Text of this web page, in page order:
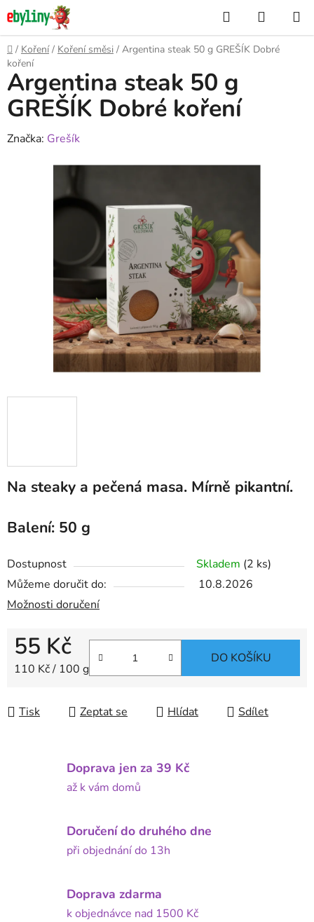
Přejít
na
obsah
Hledat
KOŠÍK
Domů
/ Koření / Koření směsi / Argentina steak 50 g GREŠÍK Dobré
koření
Na steaky a pečená masa. Mírně pikantní.
Balení: 50 g
Dostupnost Skladem (2 ks)
Můžeme doručit do:
10.8.2026
Možnosti doručení
55 Kč
Měrná cena:
110 Kč / 100 g
DO KOŠÍKU
Tisk Zeptat se Hlídat Sdílet
Argentina steak 50 g
GREŠÍK Dobré koření
Značka: Grešík
Doprava jen za 39 Kč
až k vám domů
Doručení do druhého dne
při objednání do 13h
Doprava zdarma
k objednávce nad 1500 Kč